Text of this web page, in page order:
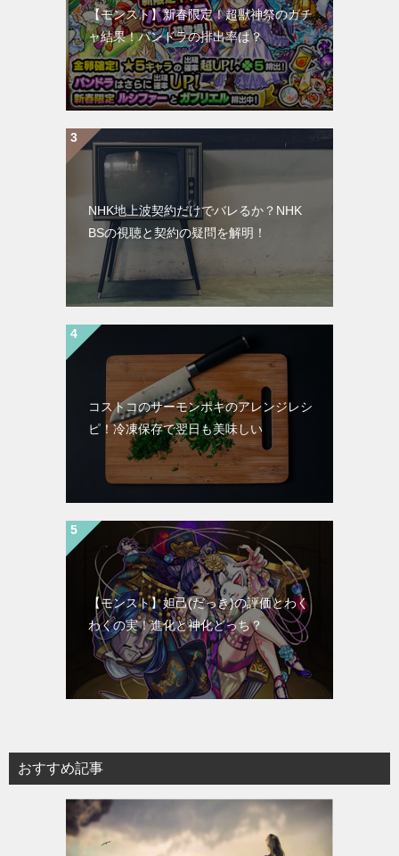
【モンスト】新春限定！超獣神祭のガチ
ャ結果！パンドラの排出率は？
NHK地上波契約だけでバレるか？NHK
BSの視聴と契約の疑問を解明！
コストコのサーモンポキのアレンジレシ
ピ！冷凍保存で翌日も美味しい
【モンスト】妲己(だっき)の評価とわく
わくの実！進化と神化どっち？
おすすめ記事